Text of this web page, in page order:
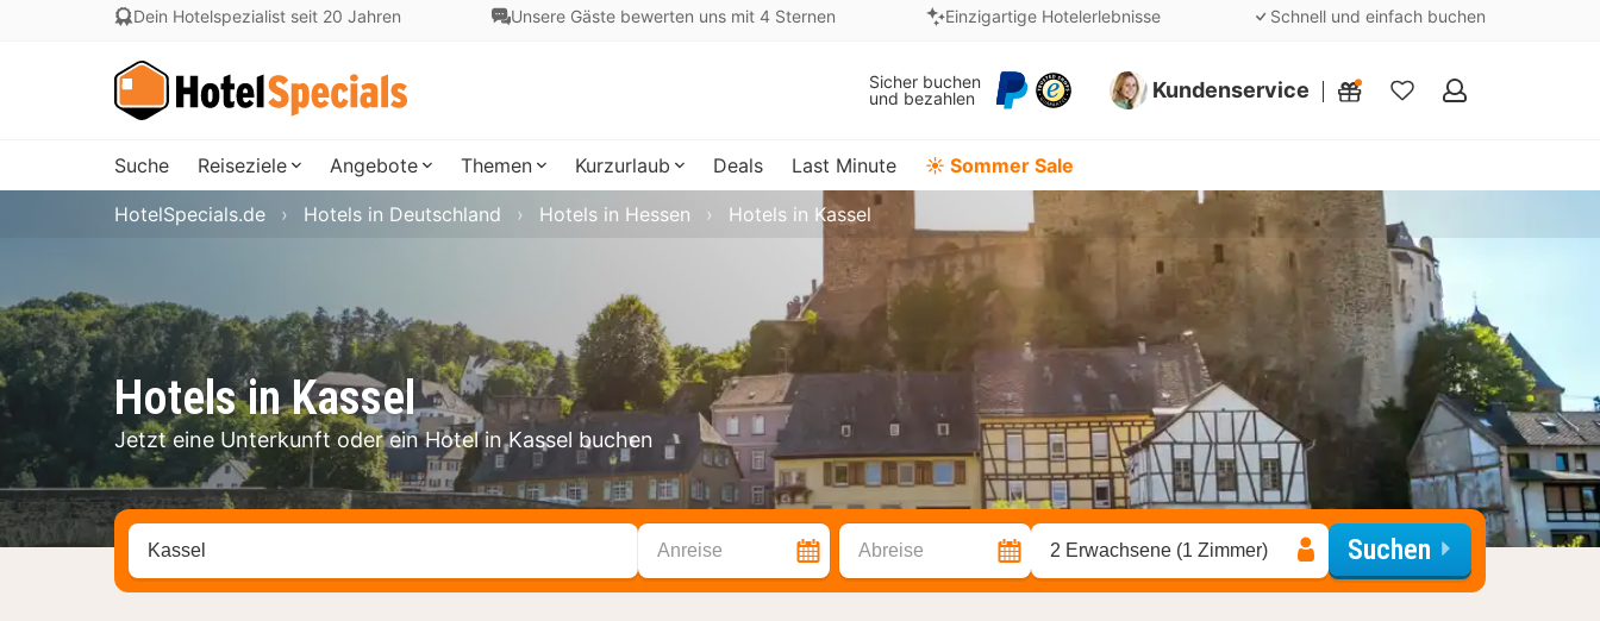
Dein Hotelspezialist seit 20 Jahren Unsere Gäste bewerten uns mit 4 Sternen Einzigartige Hotelerlebnisse Schnell und einfach buchen
Sicher buchen
und bezahlen
Kundenservice
Meine
Suche Reiseziele Angebote Themen Kurzurlaub Deals Last Minute ☀️ Sommer Sale
Hotels in Kassel
Jetzt eine Unterkunft oder ein Hotel in Kassel buchen
HotelSpecials.de Hotels in Deutschland Hotels in Hessen Hotels in Kassel
Stadt, Region oder Hotel suchen Anreise Abreise 2 Erwachsene (1 Zimmer) Suchen